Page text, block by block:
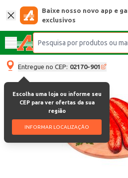
Baixe nosso novo app e
exclusivos
Entregue no CEP: 02170-901
Escolha uma loja ou informe seu
CEP para ver ofertas da sua
região
INFORMAR LOCALIZAÇÃO